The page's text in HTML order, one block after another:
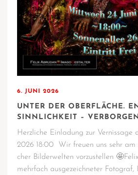
6. JUNI 2026
UNTER DER OBERFLÄCHE.
SINNLICHKEIT –
Herz­li­che Ein­la­dung zur Ver­nis­sa­ge
2026 18:00 Wir freu­en uns sehr am
cher Bil­der­wel­ten vor­zu­stel­len
mehr­fach aus­ge­zeich­ne­ter Foto­graf,